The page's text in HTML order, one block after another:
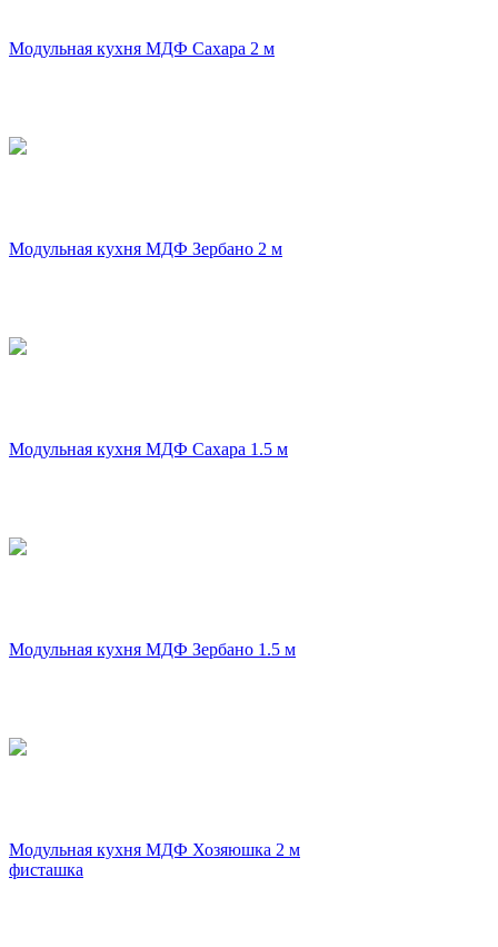
Модульная кухня МДФ Сахара 2 м
Модульная кухня МДФ Зербано 2 м
Модульная кухня МДФ Сахара 1.5 м
Модульная кухня МДФ Зербано 1.5 м
Модульная кухня МДФ Хозяюшка 2 м
фисташка